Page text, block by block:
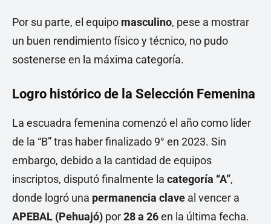
Por su parte, el equipo masculino, pese a mostrar
un buen rendimiento físico y técnico, no pudo
sostenerse en la máxima categoría.
Logro histórico de la Selección Femenina
La escuadra femenina comenzó el año como líder
de la “B” tras haber finalizado 9° en 2023. Sin
embargo, debido a la cantidad de equipos
inscriptos, disputó finalmente la categoría “A”,
donde logró una permanencia clave al vencer a
APEBAL (Pehuajó) por28 a 26en la última fecha.